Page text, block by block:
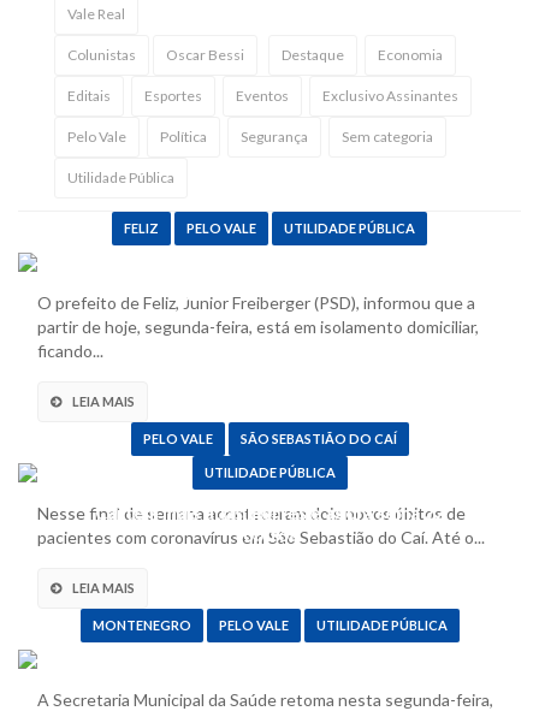
Vale Real
Colunistas Oscar Bessi Destaque Economia
Editais Esportes Eventos Exclusivo Assinantes
Pelo Vale Política Segurança Sem categoria
Utilidade Pública
FELIZ PELO VALE UTILIDADE PÚBLICA
O prefeito de Feliz, Junior Freiberger (PSD), informou que a
partir de hoje, segunda-feira, está em isolamento domiciliar,
ficando...
LEIA MAIS
PELO VALE SÃO SEBASTIÃO DO CAÍ
UTILIDADE PÚBLICA
Caí tem mais duas mortes e agora soma 22
óbitos
Nesse final de semana aconteceram dois novos óbitos de
pacientes com coronavírus em São Sebastião do Caí. Até o...
LEIA MAIS
MONTENEGRO PELO VALE UTILIDADE PÚBLICA
A Secretaria Municipal da Saúde retoma nesta segunda-feira,